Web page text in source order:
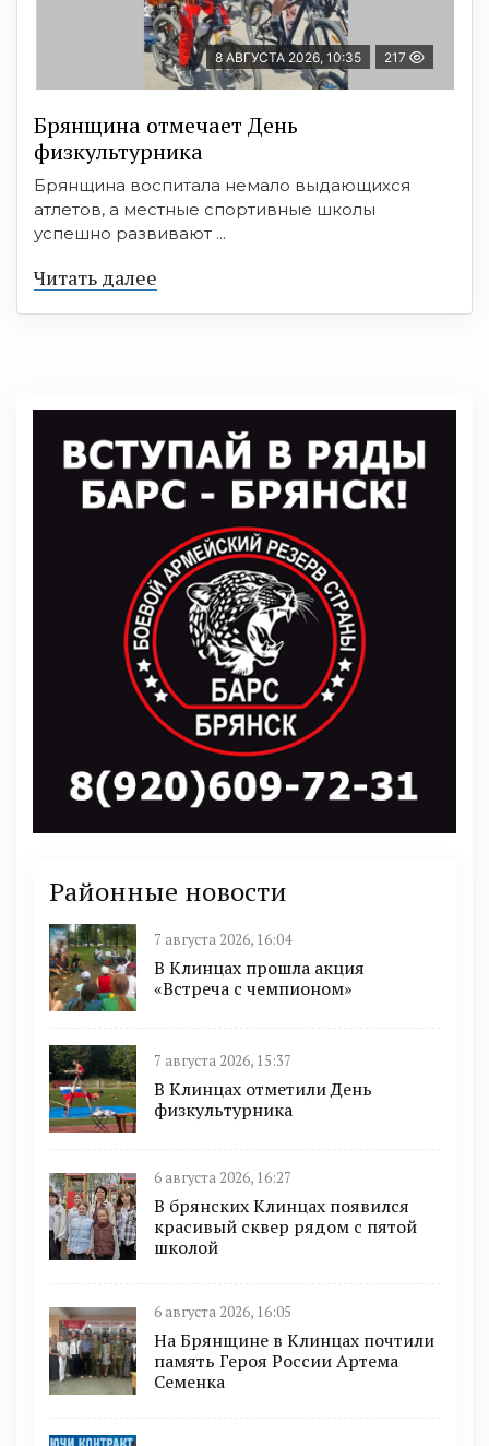
8 АВГУСТА 2026, 10:35 217
Брянщина отмечает День
физкультурника
Брянщина воспитала немало выдающихся
атлетов, а местные спортивные школы
успешно развивают ...
Читать далее
Районные новости
7 августа 2026, 16:04
В Клинцах прошла акция
«Встреча с чемпионом»
7 августа 2026, 15:37
В Клинцах отметили День
физкультурника
6 августа 2026, 16:27
В брянских Клинцах появился
красивый сквер рядом с пятой
школой
6 августа 2026, 16:05
На Брянщине в Клинцах почтили
память Героя России Артема
Семенка